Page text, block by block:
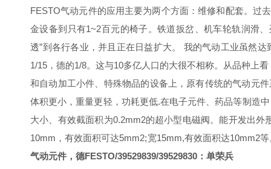
FESTO气动元件的应用主要为两个方面：维修和配套。过
金设备到只有1~2百元的椅子。铁道扳岔、机车轮轨润滑
透”到各行各业，并且正在日益扩大。 我的气动工业虽然
1/15，德的1/8。这与10多亿人口的大很不相称。从品种上
和自动加工小件、特殊物品的设备上，原有传统的气动元
体积更小，重量更轻，功耗更低.在电子元件、药品等制造
大小、有效截面积为0.2mm2的超小型电磁阀。能开发出
10mm，有效面积可达5mm2;宽15mm,有效面积达10mm2
气动元件，德FESTO/39529839/39529830：单荣兵